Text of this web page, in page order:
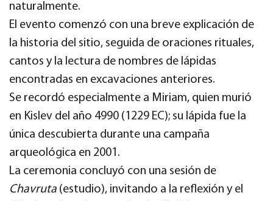
naturalmente.
El evento comenzó con una breve explicación de
la historia del sitio, seguida de oraciones rituales,
cantos y la lectura de nombres de lápidas
encontradas en excavaciones anteriores.
Se recordó especialmente a Miriam, quien murió
en Kislev del año 4990 (1229 EC); su lápida fue la
única descubierta durante una campaña
arqueológica en 2001.
La ceremonia concluyó con una sesión de
Chavruta (estudio), invitando a la reflexión y el